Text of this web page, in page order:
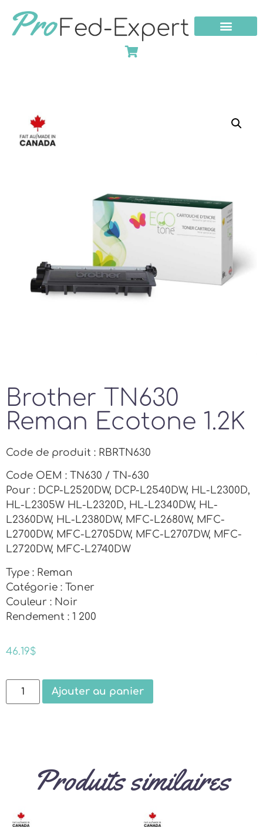
Brother TN630
Reman Ecotone 1.2K
Code de produit : RBRTN630
Code OEM : TN630 / TN-630
Pour : DCP-L2520DW, DCP-L2540DW, HL-L2300D,
HL-L2305W HL-L2320D, HL-L2340DW, HL-
L2360DW, HL-L2380DW, MFC-L2680W, MFC-
L2700DW, MFC-L2705DW, MFC-L2707DW, MFC-
L2720DW, MFC-L2740DW
Type : Reman
Catégorie : Toner
Couleur : Noir
Rendement : 1 200
46.19$
Ajouter au panier
Produits similaires